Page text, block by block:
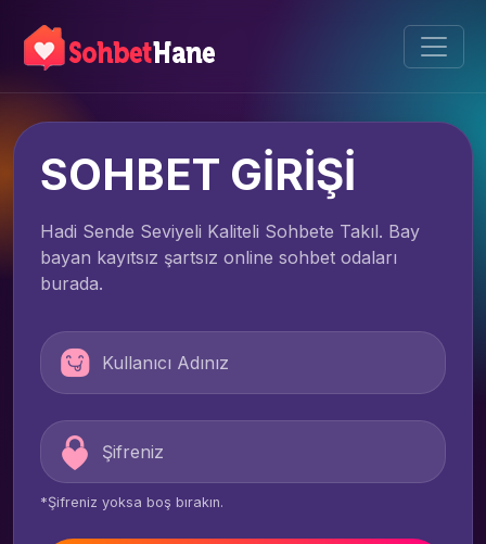
SOHBET GİRİŞİ
Hadi Sende Seviyeli Kaliteli Sohbete Takıl. Bay
bayan kayıtsız şartsız online sohbet odaları
burada.
*Şifreniz yoksa boş bırakın.